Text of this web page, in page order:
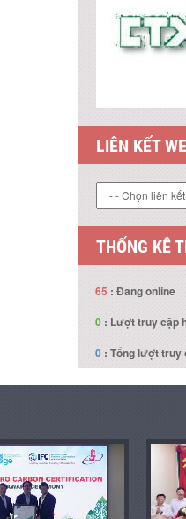
LIÊN KẾT
THỐNG KÊ
65 : Đang online
0 : Lượt truy cập
0 : Tổng lượt truy